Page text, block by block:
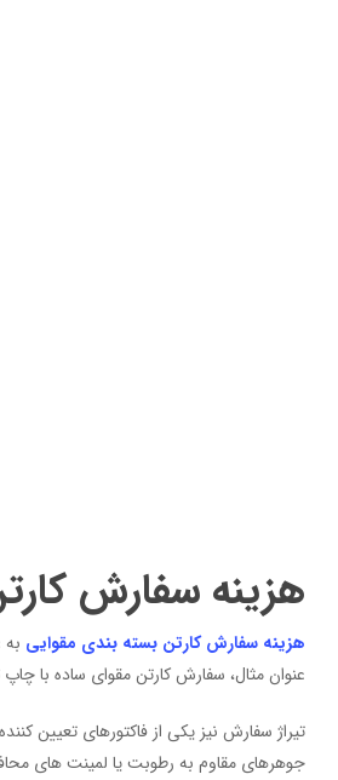
هزینه سفارش
هزینه سفارش کارتن بسته بندی مقوایی
عنوان مثال، سفارش کارتن مقوای ساده با
تیراژ سفارش نیز یکی از فاکتورهای تعیین
جوهرهای مقاوم به رطوبت یا لمینت های